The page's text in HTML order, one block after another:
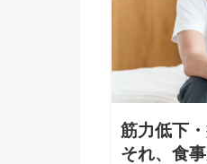
筋力低下
それ、食